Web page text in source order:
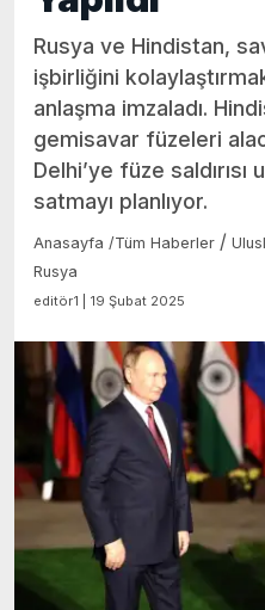
Rusya ve Hindistan,
işbirliğini
anlaşma imzaladı.
gemisavar füzeleri
Delhi’ye füze saldırısı
satmayı planlıyor.
Anasayfa /Tüm Haberler /
Rusya
editör1 | 19 Şubat 2025